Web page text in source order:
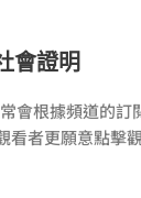
會證明
會根據頻道的
看者更願意點擊